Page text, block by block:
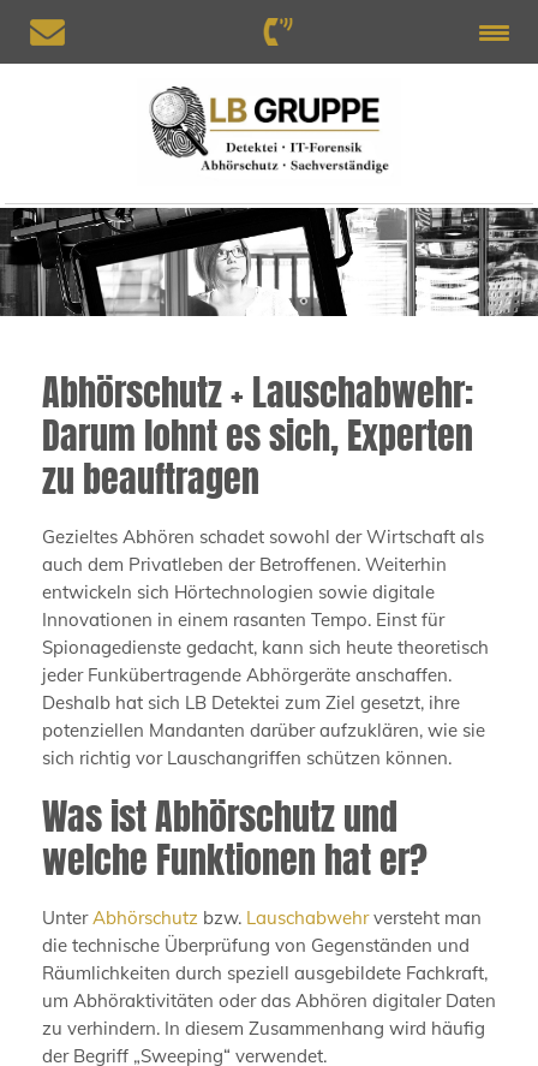
Abhörschutz + Lauschabwehr:
Darum lohnt es sich, Experten
zu beauftragen
Gezieltes Abhören schadet sowohl der Wirtschaft als
auch dem Privatleben der Betroffenen. Weiterhin
entwickeln sich Hörtechnologien sowie digitale
Innovationen in einem rasanten Tempo. Einst für
Spionagedienste gedacht, kann sich heute theoretisch
jeder Funkübertragende Abhörgeräte anschaffen.
Deshalb hat sich LB Detektei zum Ziel gesetzt, ihre
potenziellen Mandanten darüber aufzuklären, wie sie
sich richtig vor Lauschangriffen schützen können.
Was ist Abhörschutz und
welche Funktionen hat er?
Unter Abhörschutz bzw. Lauschabwehrversteht man
die technische Überprüfung von Gegenständen und
Räumlichkeiten durch speziell ausgebildete Fachkraft,
um Abhöraktivitäten oder das Abhören digitaler Daten
zu verhindern. In diesem Zusammenhang wird häufig
der Begriff „Sweeping“ verwendet.